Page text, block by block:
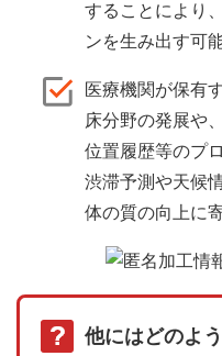
することにより
ンを生み出す可
医療機関が保有
床分野の発展や
位置履歴等のプ
渋滞予測や天候
体の質の向上に
医療情報の例
他にはどのよ